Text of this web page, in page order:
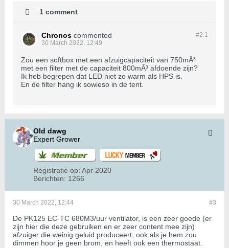
1 comment
#2.1
Chronos commented
30 March 2022, 12:49
Zou een softbox met een afzuigcapaciteit van 750mÂ³
met een filter met de capaciteit 800mÂ³ afdoende zijn?
Ik heb begrepen dat LED niet zo warm als HPS is.
En de filter hang ik sowieso in de tent.
Old dawg
Expert Grower
Registratie op: Apr 2020
Berichten: 1266
#3
30 March 2022, 12:44
De PK125 EC-TC 680M3/uur ventilator, is een zeer goede (er
zijn hier die deze gebruiken en er zeer content mee zijn)
afzuiger die weinig geluid produceert, ook als je hem zou
dimmen hoor je geen brom, en heeft ook een thermostaat.